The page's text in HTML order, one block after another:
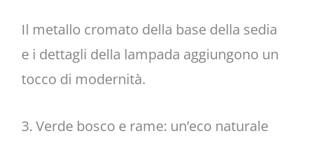
Il metallo cromato della base della sedia
e i dettagli della lampada aggiungono un
tocco di modernità.
3. Verde bosco e rame: un’eco naturale